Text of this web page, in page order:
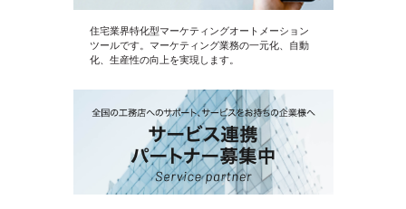
住宅業界特化型マーケティングオートメーション
ツールです。マーケティング業務の一元化、自動
化、生産性の向上を実現します。